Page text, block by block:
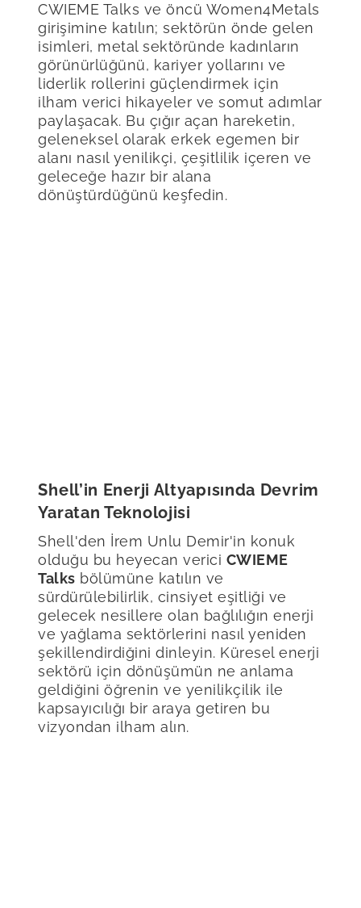
CWIEME Talks ve öncü Women4Metals
girişimine katılın; sektörün önde gelen
isimleri, metal sektöründe kadınların
görünürlüğünü, kariyer yollarını ve
liderlik rollerini güçlendirmek için
ilham verici hikayeler ve somut adımlar
paylaşacak. Bu çığır açan hareketin,
geleneksel olarak erkek egemen bir
alanı nasıl yenilikçi, çeşitlilik içeren ve
geleceğe hazır bir alana
dönüştürdüğünü keşfedin.
Shell’in Enerji Altyapısında Devrim
Yaratan Teknolojisi
Shell'den İrem Unlu Demir'in konuk
olduğu bu heyecan verici CWIEME
Talks bölümüne katılın ve
sürdürülebilirlik, cinsiyet eşitliği ve
gelecek nesillere olan bağlılığın enerji
ve yağlama sektörlerini nasıl yeniden
şekillendirdiğini dinleyin. Küresel enerji
sektörü için dönüşümün ne anlama
geldiğini öğrenin ve yenilikçilik ile
kapsayıcılığı bir araya getiren bu
vizyondan ilham alın.